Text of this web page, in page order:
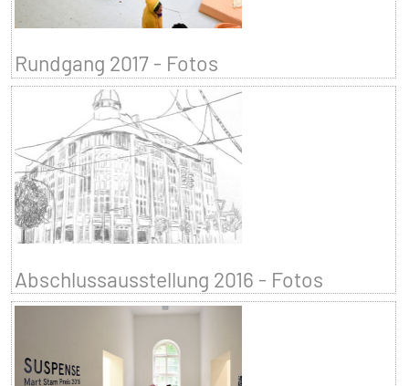
Rundgang 2017 - Fotos
Abschlussausstellung 2016 - Fotos